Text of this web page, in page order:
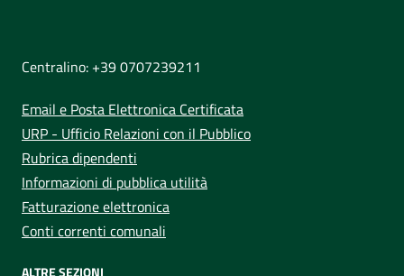
Centralino: +39 0707239211
Email e Posta Elettronica Certificata
URP - Ufficio Relazioni con il Pubblico
Rubrica dipendenti
Informazioni di pubblica utilità
Fatturazione elettronica
Conti correnti comunali
ALTRE SEZIONI